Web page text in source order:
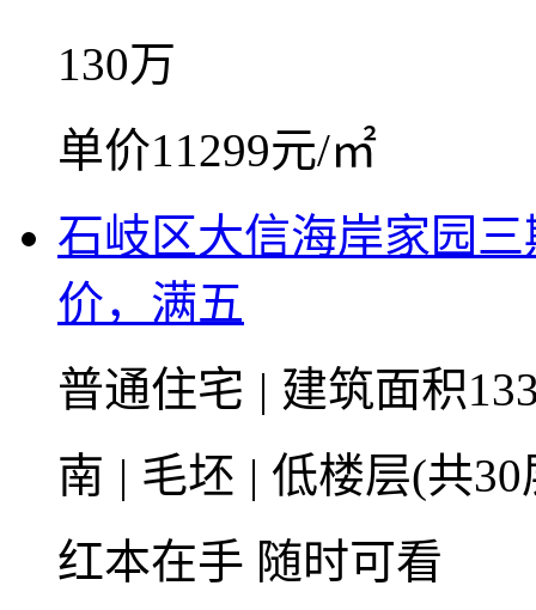
130万
单价11299元/㎡
石岐区大信海岸家园
价，满五
普通住宅 | 建筑面积
南 | 毛坯 | 低楼层(共
红本在手 随时可看